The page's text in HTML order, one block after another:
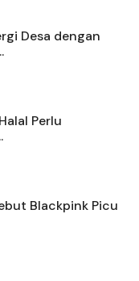
Desa dengan
Perlu
Blackpink Picu